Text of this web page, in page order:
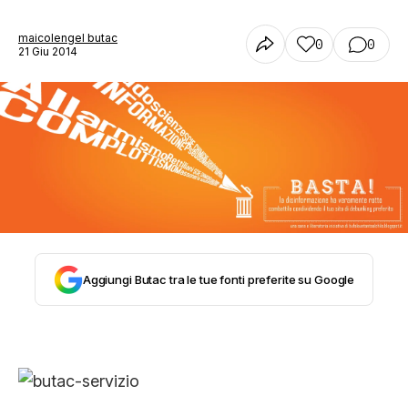
SCIENZA E TECNOLOGIA
SALUTE E MEDICINA
STORIA E CITAZIONI
INTRATTENIMENTO
EVERGREEN
maicolengel butac
21 Giu 2014
0 0
Aggiungi Butac tra le tue fonti preferite su Google